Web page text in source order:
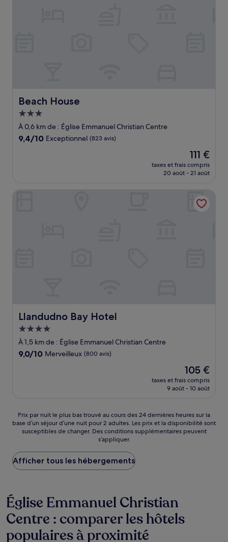
Beach House
Beach House
Hébergement
3.0 étoiles
À 0,6 km de : Église Emmanuel Christian Centre
9.4
9,4/10 Exceptionnel (823 avis)
Le
nouveau
prix
de
111 €
111 €
taxes et frais compris
20 août - 21 août
Llandudno Bay Hotel
Llandudno Bay Hotel
Hébergement
4.0 étoiles
À 1,5 km de : Église Emmanuel Christian Centre
9.0
9,0/10 Merveilleux (800 avis)
Le
nouveau
prix
105 €
105 €
taxes et frais compris
9 août - 10 août
Prix
par
nuit
plus
bas
trouvé
des
24 dernières
heures
sur
la
Prix par nuit le plus bas trouvé au cours des 24 dernières heures sur la
base d’un séjour d’une nuit pour 2 adultes. Les prix et la disponibilité sont
susceptibles de changer. Des conditions supplémentaires peuvent
s’appliquer.
Afficher tous les hébergements
Église Emmanuel Christian
Centre : comparer les hôtels
populaires à proximité